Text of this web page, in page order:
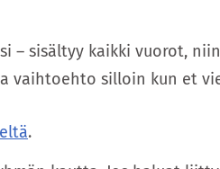
– sisältyy kaikki vuorot,
vaihtoehto silloin kun et
.